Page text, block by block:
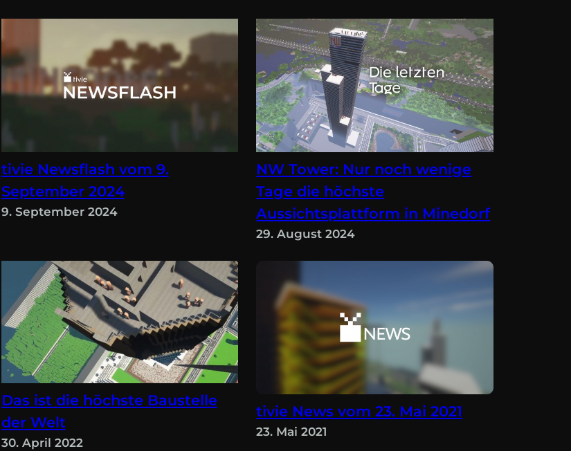
tivie Newsflash vom 9.
September 2024
9. September 2024
NW Tower: Nur noch wenige
Tage die höchste
Aussichtsplattform in Minedorf
29. August 2024
Das ist die höchste Baustelle
der Welt
30. April 2022
tivie News vom 23. Mai 2021
23. Mai 2021